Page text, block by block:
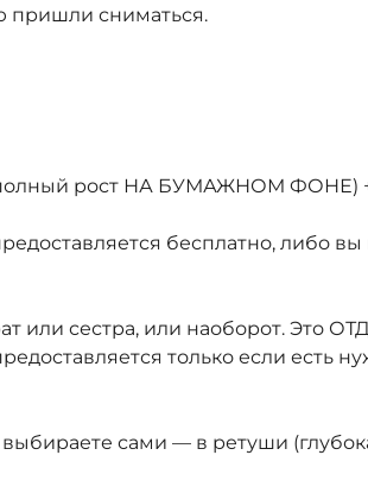
пришли сниматься.
рост НА БУМАЖНОМ ФОНЕ)
бесплатно, либо вы
или сестра, или наоборот. Это
только если есть
сами — в ретуши